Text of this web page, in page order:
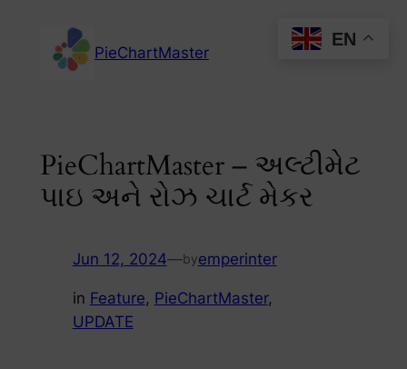
content
PieChartMaster
PieChartMaster – અલ્ટીમેટ
પાઇ અને રોઝ ચાર્ટ મેકર
Jun 12, 2024—byemperinter
in Feature, PieChartMaster
UPDATE
EN